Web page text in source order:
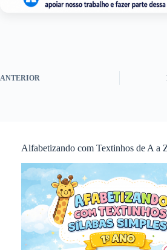
ANTERIOR
Alfabetizando com Textinhos de A a